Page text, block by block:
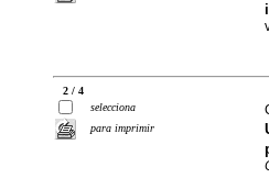
2 / 4
selecciona
para imprimir